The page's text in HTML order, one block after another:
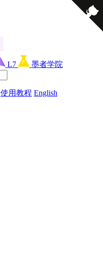
L7 墨者学院
使用教程 English